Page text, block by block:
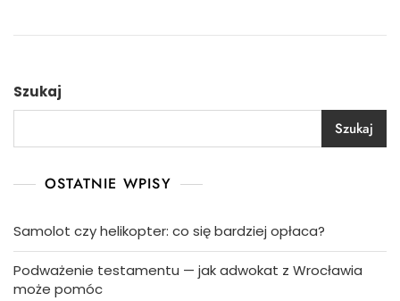
Szukaj
Szukaj
OSTATNIE WPISY
Samolot czy helikopter: co się bardziej opłaca?
Podważenie testamentu — jak adwokat z Wrocławia
może pomóc